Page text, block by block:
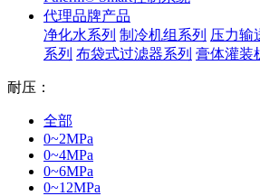
代理品牌产品
净化水系列 制冷机组系列 压力输
系列 布袋式过滤器系列 膏体灌装
耐压：
全部
0~2MPa
0~4MPa
0~6MPa
0~12MPa